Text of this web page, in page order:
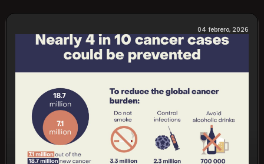
04 febrero, 2026